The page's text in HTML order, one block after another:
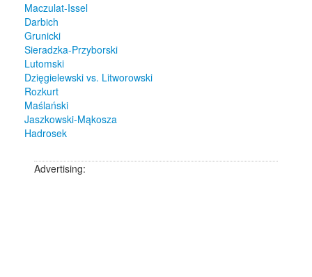
Maczulat-Issel
Darbich
Grunicki
Sieradzka-Przyborski
Lutomski
Dzięgielewski vs. Litworowski
Rozkurt
Maślański
Jaszkowski-Mąkosza
Hadrosek
Advertising: